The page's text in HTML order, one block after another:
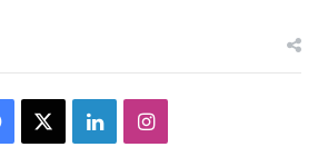
Facebook LinkedinInstagram